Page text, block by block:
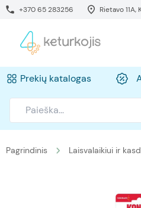
+370 65 283256 Rietavo 11A,
Prekių katalogas
Pagrindinis Laisvalaikiui ir